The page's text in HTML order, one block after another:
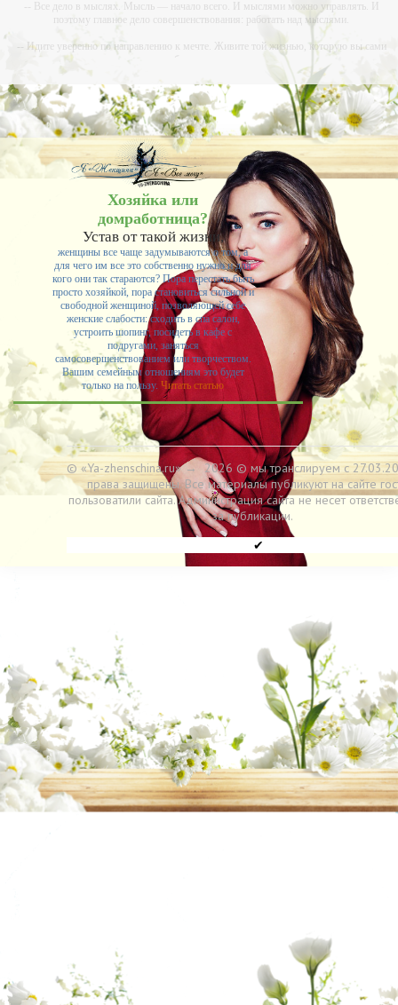
-- Все дело в мыслях. Мысль — начало всего. И мыслями можно управлять. И
поэтому главное дело совершенствования: работать над мыслями.
-- Идите уверенно по направлению к мечте. Живите той жизнью, которую вы сами
-- Самое большое богатство — это ум. Самая большая нищета — глупость. Из всех
страхов самый пугающий — самолюбование.
-- Лучшее, что можно сделать с хорошим советом, это пропустить его мимо ушей. Он
никогда не бывает полезен никому, кроме того, кто его дал.
-- Люблю давать советы и очень не люблю, когда их дают мне.
Хозяйка или
домработница?
Устав от такой жизни,
женщины все чаще задумываются о том, а
для чего им все это собственно нужно и для
кого они так стараются? Пора перестать быть
просто хозяйкой, пора становиться сильной и
свободной женщиной, позволяющей себе
женские слабости: сходить в спа салон,
устроить шопинг, посидеть в кафе с
подругами, заняться
самосовершенствованием или творчеством.
Вашим семейным отношениям это будет
только на пользу. Читать статью
© «Ya-zhenschina.ru»→ 2026 © мы транслируем с
права защищены. Все материалы публикуют на сайте
пользоватили сайта. Администрация сайта не несет
за публикации.
✔